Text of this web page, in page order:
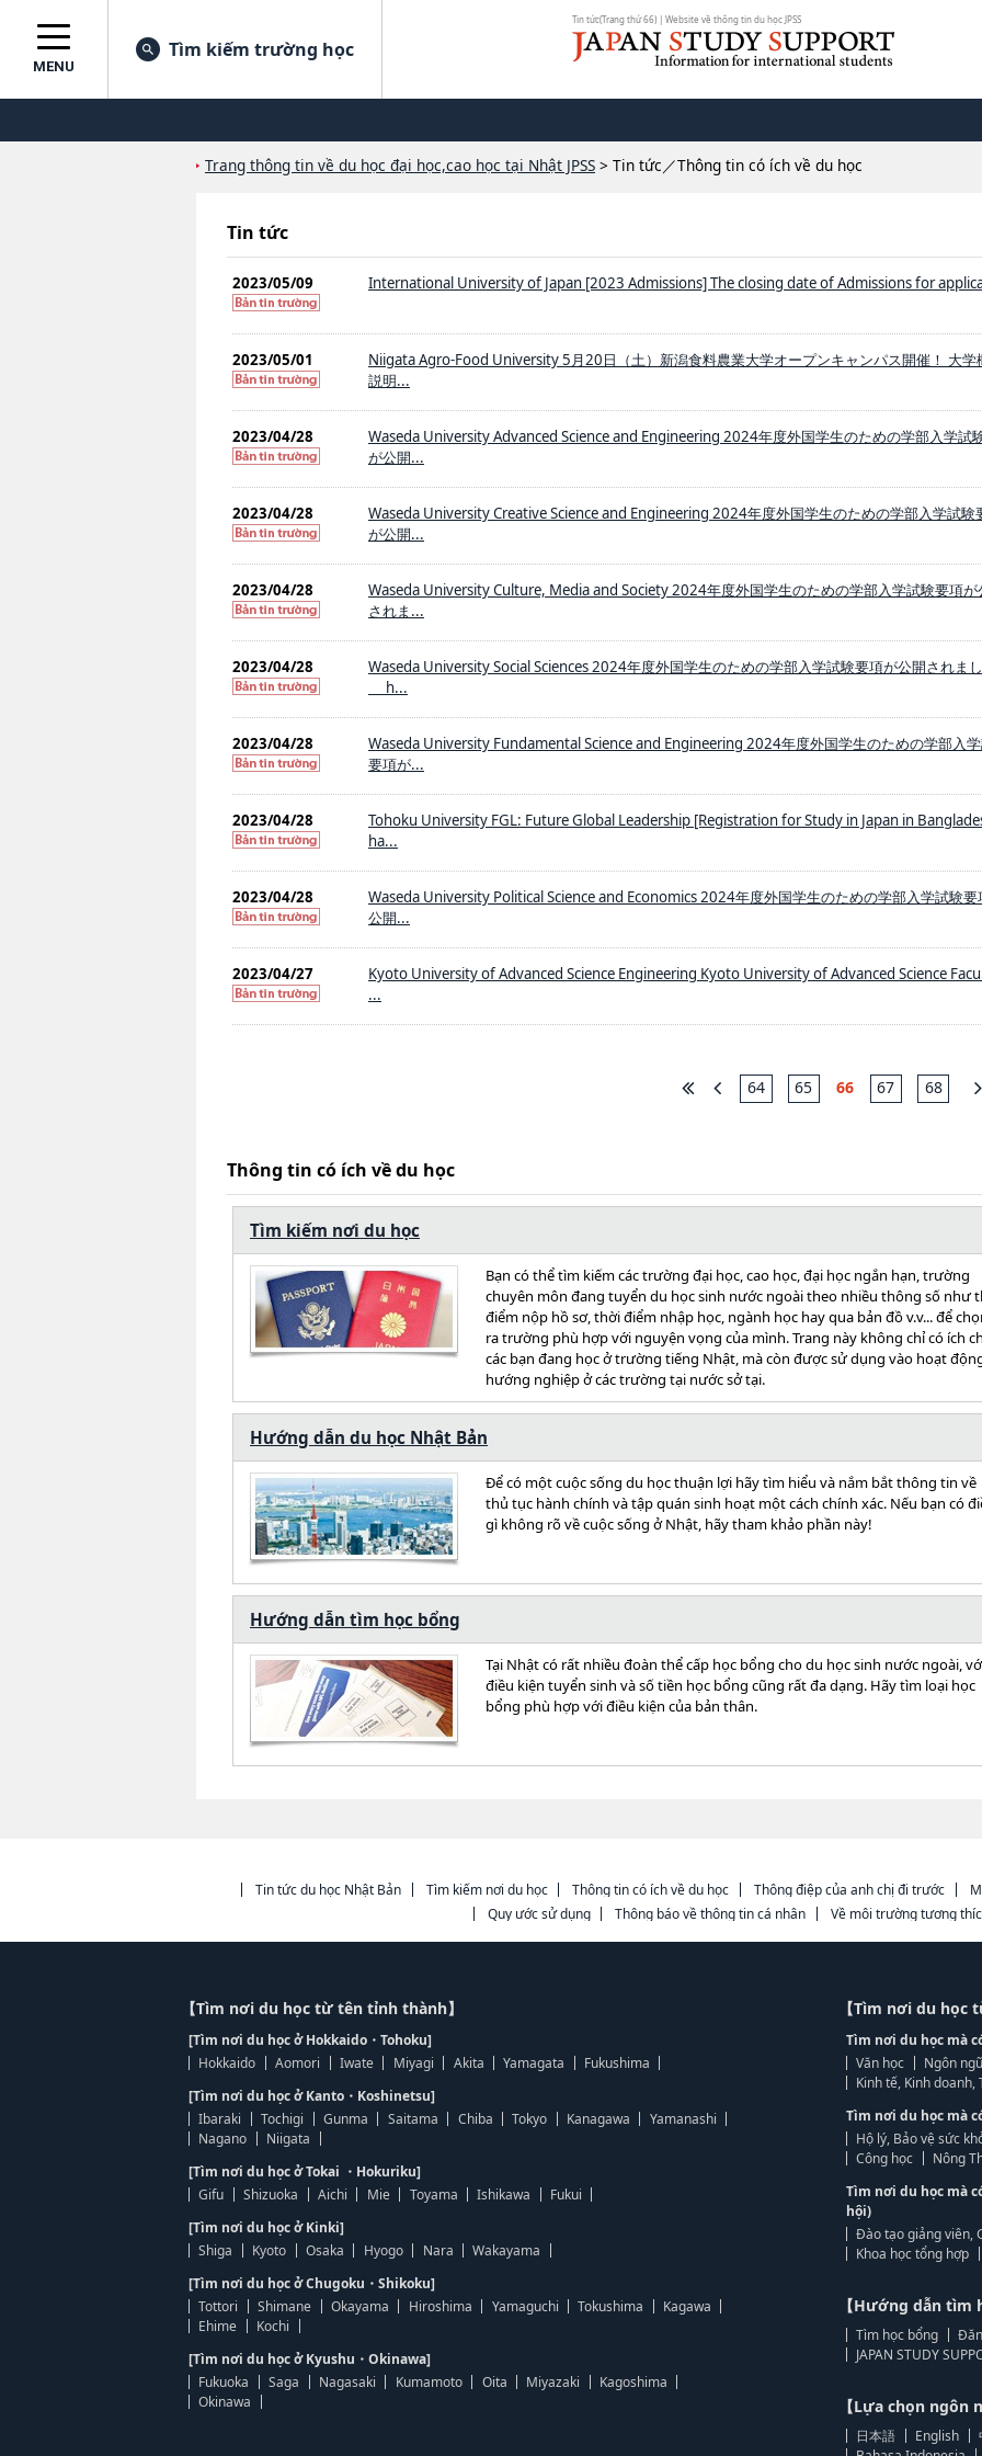
Tin tức(Trang thứ 66) | Website về thông tin du học JPSS
MENU
Tìm kiếm trường học
Trang thông tin về du học đại học,cao học tại Nhật JPSS > Tin tức／Thông tin có ích về du học
Tin tức
2023/05/09 International University of Japan [2023 Admissions] The closing date of Admissions for
2023/05/01
Niigata Agro-Food University 5月20日（土）新潟食料農業大学オープンキャンパス開催！ 大学
説明...
2023/04/28
Waseda University Advanced Science and Engineering 2024年度外国学生のための学部入学試
が公開...
2023/04/28
Waseda University Creative Science and Engineering 2024年度外国学生のための学部入学試験
が公開...
2023/04/28
Waseda University Culture, Media and Society 2024年度外国学生のための学部入学試験要項が
されま...
2023/04/28
Waseda University Social Sciences 2024年度外国学生のための学部入学試験要項が公開されまし
h...
2023/04/28
Waseda University Fundamental Science and Engineering 2024年度外国学生のための学部入
要項が...
2023/04/28
Tohoku University FGL: Future Global Leadership [Registration for Study in Japan in
ha...
2023/04/28
Waseda University Political Science and Economics 2024年度外国学生のための学部入学試験要
公開...
2023/04/27
Kyoto University of Advanced Science Engineering Kyoto University of Advanced Science
...
64 65 66 67 68
Thông tin có ích về du học
Tìm kiếm nơi du học
Bạn có thể tìm kiếm các trường đại học, cao học, đại học ngắn hạn, trường
chuyên môn đang tuyển du học sinh nước ngoài theo nhiều thông số như
điểm nộp hồ sơ, thời điểm nhập học, ngành học hay qua bản đồ v.v... để
ra trường phù hợp với nguyện vọng của mình. Trang này không chỉ có ích
các bạn đang học ở trường tiếng Nhật, mà còn được sử dụng vào hoạt
hướng nghiệp ở các trường tại nước sở tại.
Hướng dẫn du học Nhật Bản
Để có một cuộc sống du học thuận lợi hãy tìm hiểu và nắm bắt thông tin về
thủ tục hành chính và tập quán sinh hoạt một cách chính xác. Nếu bạn có
gì không rõ về cuộc sống ở Nhật, hãy tham khảo phần này!
Hướng dẫn tìm học bổng
Tại Nhật có rất nhiều đoàn thể cấp học bổng cho du học sinh nước ngoài,
điều kiện tuyển sinh và số tiền học bổng cũng rất đa dạng. Hãy tìm loại học
bổng phù hợp với điều kiện của bản thân.
Tin tức du học Nhật Bản Tìm kiếm nơi du học Thông tin có ích về du học Thông điệp của anh chị đi trước
Quy ước sử dụng
Thông báo về thông tin cá nhân Về môi trường tương
【Tìm nơi du học từ tên tỉnh thành】
[Tìm nơi du học ở Hokkaido・Tohoku]
Hokkaido
Aomori Iwate Miyagi Akita Yamagata
Fukushima
[Tìm nơi du học ở Kanto・Koshinetsu]
Ibaraki
Tochigi Gunma Saitama Chiba Tokyo Kanagawa
Yamanashi
Nagano
Niigata
[Tìm nơi du học ở Tokai ・Hokuriku]
Gifu
Shizuoka Aichi Mie Toyama Ishikawa
Fukui
[Tìm nơi du học ở Kinki]
Shiga
Kyoto Osaka Hyogo Nara
Wakayama
[Tìm nơi du học ở Chugoku・Shikoku]
Tottori
Shimane Okayama Hiroshima Yamaguchi Tokushima
Kagawa
Ehime
Kochi
[Tìm nơi du học ở Kyushu・Okinawa]
Fukuoka
Saga Nagasaki Kumamoto Oita Miyazaki
Kagoshima
Okinawa
【Tìm nơi du học
Tìm nơi du học mà
Văn học
Ngôn
Kinh tế, Kinh doanh,
Tìm nơi du học mà
Hộ lý, Bảo vệ sức
Công học
Nông
Tìm nơi du học mà
hội)
Đào tạo giảng viên,
Khoa học tổng hợp
【Hướng dẫn tìm
Tìm học bổng
JAPAN STUDY
【Lựa chọn ngôn
日本語 English